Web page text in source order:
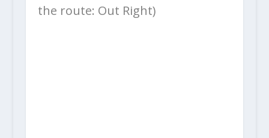
the route: Out Right)